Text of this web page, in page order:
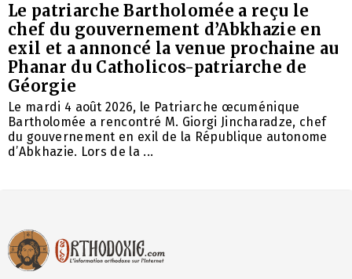
Le patriarche Bartholomée a reçu le
chef du gouvernement d’Abkhazie en
exil et a annoncé la venue prochaine au
Phanar du Catholicos-patriarche de
Géorgie
Le mardi 4 août 2026, le Patriarche œcuménique
Bartholomée a rencontré M. Giorgi Jincharadze, chef
du gouvernement en exil de la République autonome
d’Abkhazie. Lors de la ...